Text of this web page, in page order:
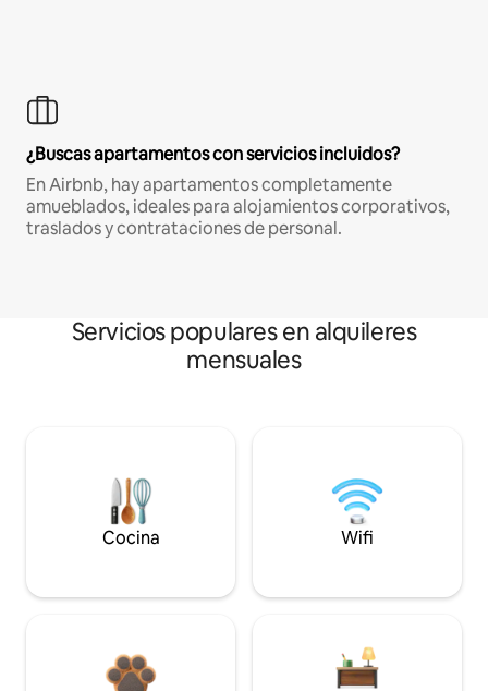
¿Buscas apartamentos con servicios incluidos?
En Airbnb, hay apartamentos completamente
amueblados, ideales para alojamientos corporativos,
traslados y contrataciones de personal.
Servicios populares en alquileres
mensuales
Cocina Wifi